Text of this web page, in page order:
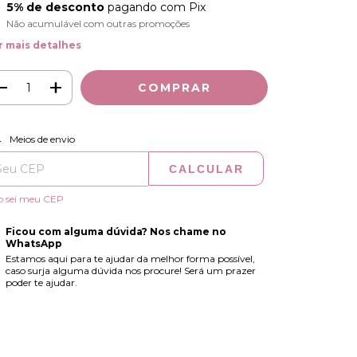
5% de descontopagando com Pix
Não acumulável com outras promoções
mais detalhes
para o CEP:
Meios de envio
CALCULAR
sei meu CEP
Ficou com alguma dúvida? Nos chame no
WhatsApp
Estamos aqui para te ajudar da melhor forma possível,
caso surja alguma dúvida nos procure! Será um prazer
poder te ajudar.